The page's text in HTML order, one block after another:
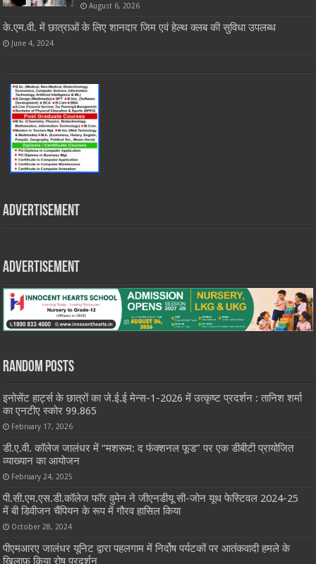
August 6, 2026
के.एम.वी. में छात्राओं के लिए शानदार जिम एवं हेल्थ क्लब की सुविधा उपलब्ध
June 4, 2024
Advertisement
Advertisement
Random Posts
इनोसेंट हार्ट्स के छात्रों का जे.ई.ई मेन्स-1-2026 में उत्कृष्ट प्रदर्शन : तानिश शर्मा
का एनटीए स्कोर 99.865
February 17, 2026
डी.ए.वी. कॉलेज जालंधर में “मशरूम: द फंक्शनल फूड” पर एक डीबीटी प्रायोजित
व्याख्यान का आयोजन
February 24, 2025
पी.सी.एम.एस.डी.कॉलेज फॉर वुमेन ने जीएनडीयू सी-जोन यूथ फेस्टिवल 2024-25
में बी डिवीजन चैंपियन के रूप में गौरव हासिल किया
October 28, 2024
पीएमआरए जालंधर यूनिट द्वारा पहलगाम में निर्दोष पर्यटकों पर आतंकवादी हमले के
खिलाफ़ किया रोष प्रदर्शन